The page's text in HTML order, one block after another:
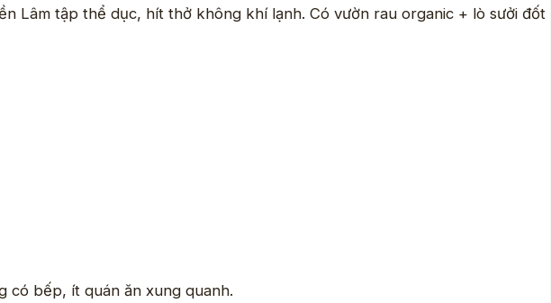
Lâm tập thể dục, hít thở không khí lạnh. Có vườn rau organic + lò sưởi đốt
có bếp, ít quán ăn xung quanh.